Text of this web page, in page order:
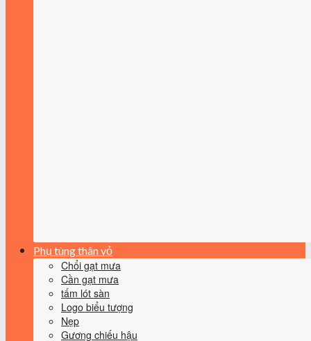
Phụ tùng thân vỏ
Chổi gạt mưa
Cần gạt mưa
tấm lót sàn
Logo biểu tượng
Nẹp
Gương chiếu hậu